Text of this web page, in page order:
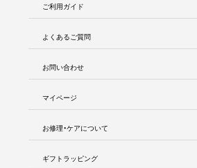
ご利用ガイド
よくあるご質問
お問い合わせ
マイページ
お修理・ケアについて
ギフトラッピング